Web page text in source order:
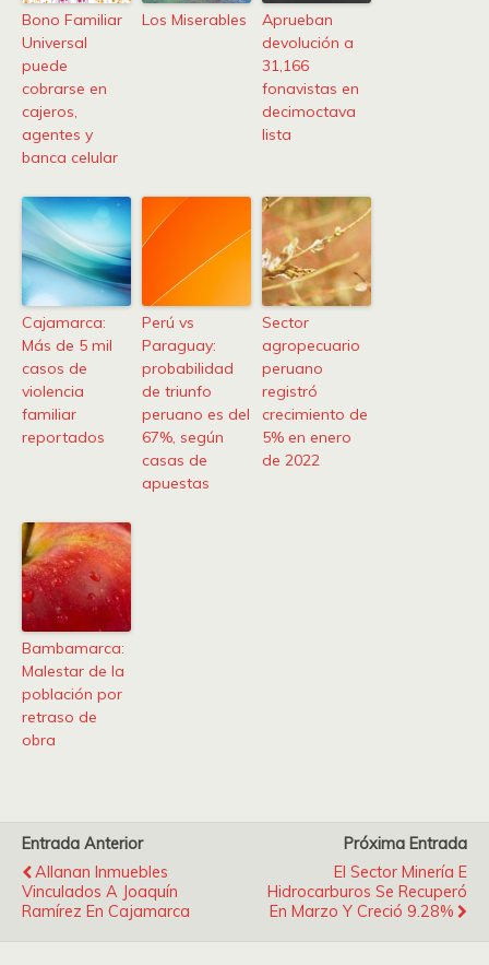
Bono Familiar
Universal
puede
cobrarse en
cajeros,
agentes y
banca celular
Los Miserables
Aprueban
devolución a
31,166
fonavistas en
decimoctava
lista
Cajamarca:
Más de 5 mil
casos de
violencia
familiar
reportados
Perú vs
Paraguay:
probabilidad
de triunfo
peruano es del
67%, según
casas de
apuestas
Sector
agropecuario
peruano
registró
crecimiento de
5% en enero
de 2022
Bambamarca:
Malestar de la
población por
retraso de
obra
Entrada Anterior
Allanan Inmuebles
Vinculados A Joaquín
Ramírez En Cajamarca
Próxima Entrada
El Sector Minería E
Hidrocarburos Se Recuperó
En Marzo Y Creció 9.28%